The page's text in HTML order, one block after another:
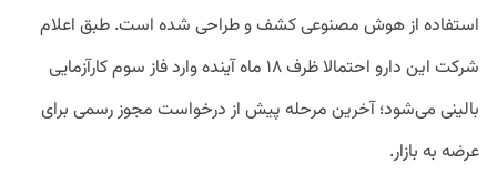
استفاده از هوش مصنوعی کشف و طراحی شده است. طبق اعلام
شرکت این دارو احتمالا ظرف ۱۸ ماه آینده وارد فاز سوم کارآزمایی
بالینی می‌شود؛ آخرین مرحله پیش از درخواست مجوز رسمی برای
عرضه به بازار.